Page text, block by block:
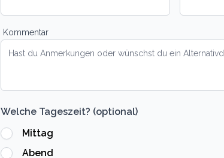
Kommentar
Welche Tageszeit? (optional)
Mittag
Abend